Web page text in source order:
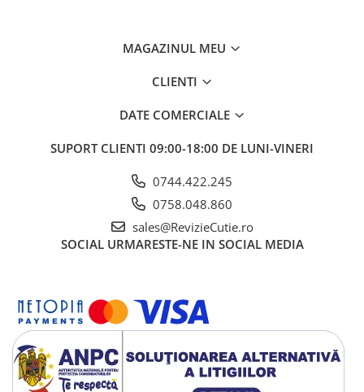
MAGAZINUL MEU
CLIENTI
DATE COMERCIALE
SUPORT CLIENTI 09:00-18:00 DE LUNI-VINERI
0744.422.245
0758.048.860
sales@RevizieCutie.ro
SOCIAL URMARESTE-NE IN SOCIAL MEDIA